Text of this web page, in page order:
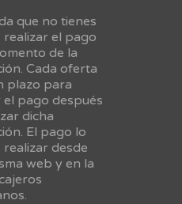
que no tienes
el pago
de la
Cada oferta
plazo para
el pago después
dicha
El pago lo
realizar desde
web y en la